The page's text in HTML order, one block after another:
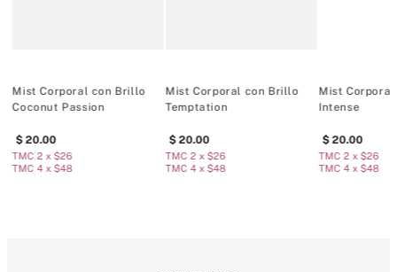
Mist Corporal con Brillo
Coconut Passion
20.00
TMC 2 x $26
TMC 4 x $48
Mist Corporal con Brillo
Temptation
20.00
TMC 2 x $26
TMC 4 x $48
Mist
Intense
20.00
TMC 2 x $26
TMC 4 x $48